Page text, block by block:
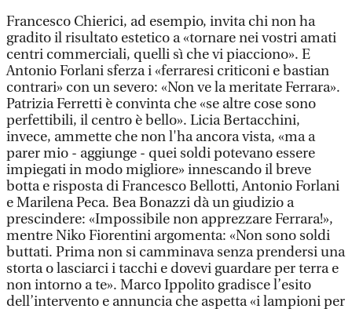
Francesco Chierici, ad esempio, invita chi non ha
gradito il risultato estetico a «tornare nei vostri amati
centri commerciali, quelli sì che vi piacciono». E
Antonio Forlani sferza i «ferraresi criticoni e bastian
contrari» con un severo: «Non ve la meritate Ferrara».
Patrizia Ferretti è convinta che «se altre cose sono
perfettibili, il centro è bello». Licia Bertacchini,
invece, ammette che non l'ha ancora vista, «ma a
parer mio - aggiunge - quei soldi potevano essere
impiegati in modo migliore» innescando il breve
botta e risposta di Francesco Bellotti, Antonio Forlani
e Marilena Peca. Bea Bonazzi dà un giudizio a
prescindere: «Impossibile non apprezzare Ferrara!»,
mentre Niko Fiorentini argomenta: «Non sono soldi
buttati. Prima non si camminava senza prendersi una
storta o lasciarci i tacchi e dovevi guardare per terra e
non intorno a te». Marco Ippolito gradisce l’esito
dell’intervento e annuncia che aspetta «i lampioni per